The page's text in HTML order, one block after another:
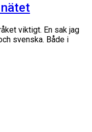
viktigt. En sak jag
svenska. Både i